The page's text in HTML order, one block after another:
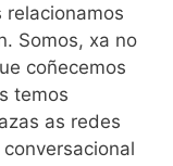
relacionamos
Somos, xa no
coñecemos
temos
as redes